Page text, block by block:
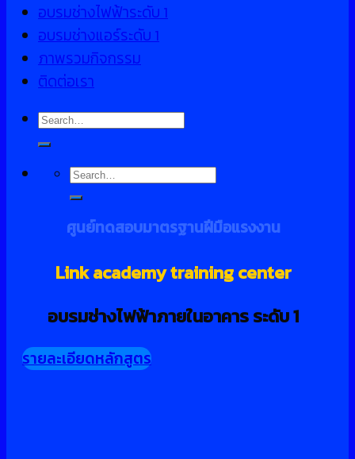
อบรมช่างไฟฟ้าระดับ 1
อบรมช่างแอร์ระดับ 1
ภาพรวมกิจกรรม
ติดต่อเรา
Search
Search
ศูนย์ทดสอบมาตรฐานฝีมือแรงงาน
Link academy training center
อบรมช่างไฟฟ้าภายในอาคาร ระดับ 1
รายละเอียดหลักสูตร